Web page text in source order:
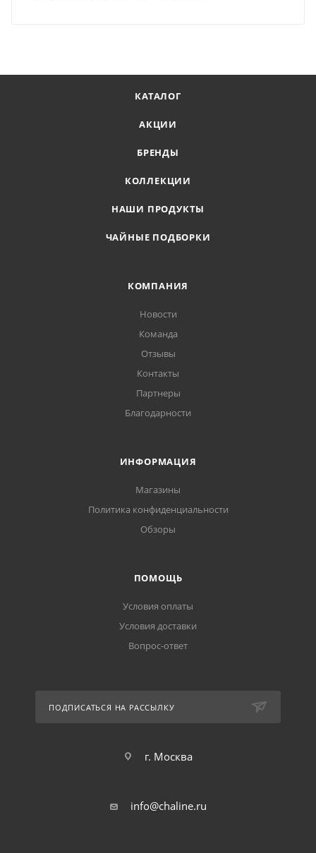
КАТАЛОГ
АКЦИИ
БРЕНДЫ
КОЛЛЕКЦИИ
НАШИ ПРОДУКТЫ
ЧАЙНЫЕ ПОДБОРКИ
КОМПАНИЯ
Новости
Команда
Отзывы
Контакты
Партнеры
Благодарности
ИНФОРМАЦИЯ
Магазины
Политика конфиденциальности
Обзоры
ПОМОЩЬ
Условия оплаты
Условия доставки
Вопрос-ответ
ПОДПИСАТЬСЯ НА РАССЫЛКУ
г. Москва
info@chaline.ru